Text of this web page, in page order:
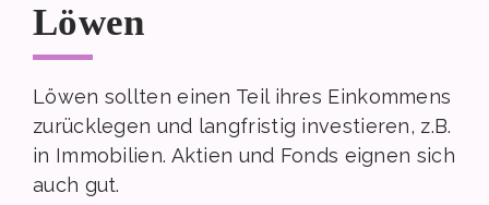
Löwen
Löwen sollten einen Teil ihres Einkommens
zurücklegen und langfristig investieren, z.B.
in Immobilien. Aktien und Fonds eignen sich
auch gut.